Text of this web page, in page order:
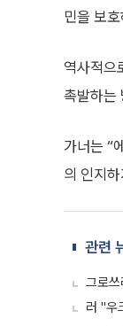
민을 보
역사적으
촉발하는
가너는 “
의 인지
관련
그로
러 "우